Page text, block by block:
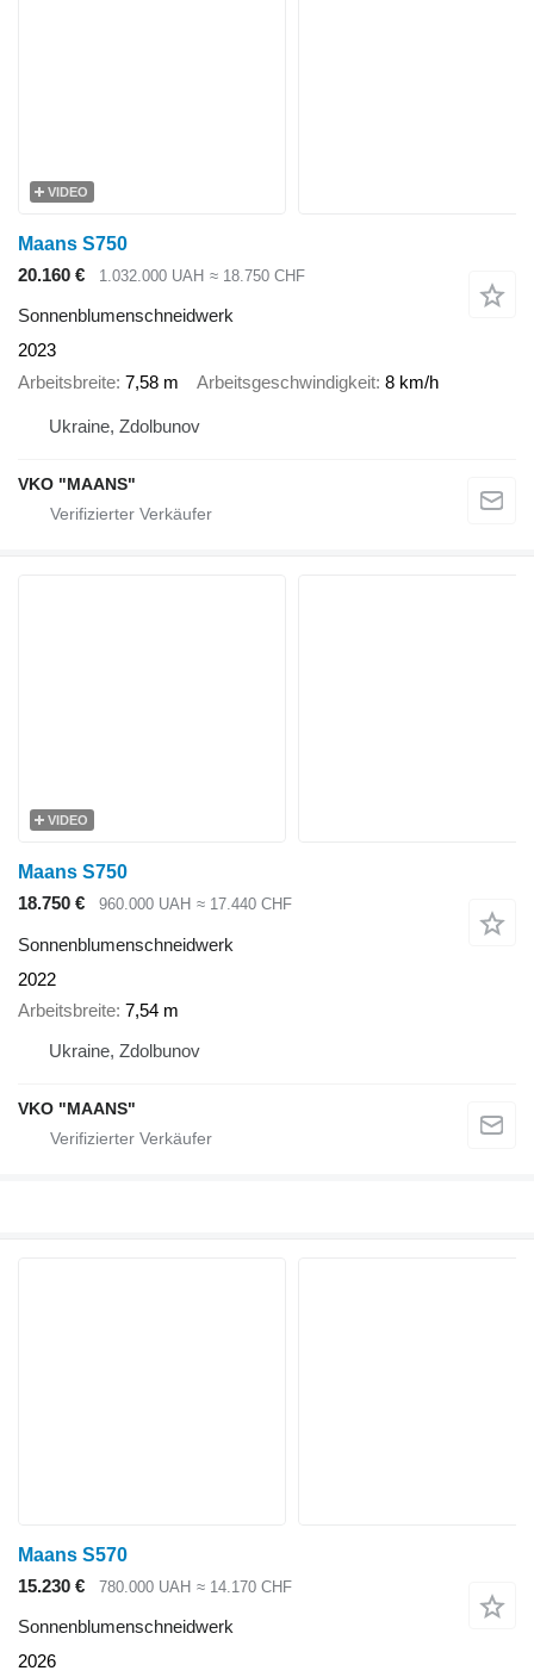
VIDEO
Maans S750
20.160 €
1.032.000 UAH ≈ 18.750 CHF
Sonnenblumenschneidwerk
2023
Arbeitsbreite 7,58 m Arbeitsgeschwindigkeit 8 km/h
Ukraine, Zdolbunov
VKO "MAANS"
VIDEO
Maans S750
18.750 €
960.000 UAH ≈ 17.440 CHF
Sonnenblumenschneidwerk
2022
Arbeitsbreite 7,54 m
Ukraine, Zdolbunov
VKO "MAANS"
Maans S570
15.230 €
780.000 UAH ≈ 14.170 CHF
Sonnenblumenschneidwerk
2026